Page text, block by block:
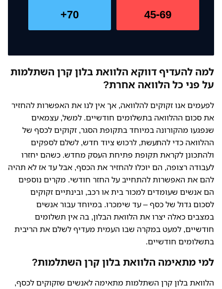
45-69
70+
למה להעדיף דווקא הלוואת בלון קרן השתלמות
על פני כל הלוואה אחרת?
לפעמים אנו זקוקים להלוואה, אך אין לנו את האפשרות להחזיר
את סכום ההלוואה בתשלומים חודשיים. למשל, עצמאים
שנפגעו מהקורונה במיוחד בתקופת הסגר, זקוקים לכסף של
ההלוואה כדי להתעשת, לרכוש ציוד חדש, לשלם לספקים
ולהתכונן לקראת תקופת פתיחת העסק מחדש. כשהם יחזרו
לעבודה רצופה, הם יוכלו להחזיר את הכסף, אבל עד אז לא תהיה
להם את האפשרות להתחייב על החזר חודשי. מקרים נוספים
הם אנשים שעומדים למכור בית או רכב, ובינתיים זקוקים
לסכום גדול של כסף – עד שימכרו. במיוחד עבור אנשים
במצבים כאלה יצרו את הלוואת הבלון, בה אין תשלומים
חודשיים, למעט במקרה שבו העמית מעדיף לשלם את הריבית
בתשלומים חודשיים.
למי מתאימה הלוואת בלון קרן השתלמות?
הלוואת בלון קרן השתלמות מתאימה לאנשים שזקוקים לכסף,